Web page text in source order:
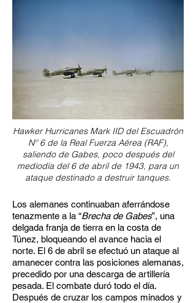
​Hawker Hurricanes Mark IID del Escuadrón
Nº 6 de la Real Fuerza Aérea (RAF),
saliendo de Gabes, poco después del
mediodía del 6 de abril de 1943, para un
ataque destinado a destruir tanques.
Los alemanes continuaban aferrándose
tenazmente a la “Brecha de Gabes”, una
delgada franja de tierra en la costa de
Túnez, bloqueando el avance hacia el
norte. El 6 de abril se efectuó un ataque al
amanecer contra las posiciones alemanas,
precedido por una descarga de artillería
pesada. El combate duró todo el día.
Después de cruzar los campos minados y